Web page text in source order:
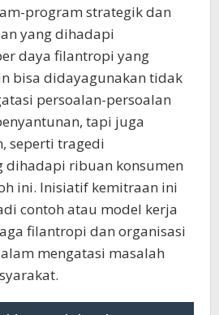
program strategik dan
yang dihadapi
daya filantropi yang
bisa didayagunakan tidak
persoalan-persoalan
tapi juga
seperti tragedi
dihadapi ribuan konsumen
ini. Inisiatif kemitraan ini
contoh atau model kerja
filantropi dan organisasi
mengatasi masalah